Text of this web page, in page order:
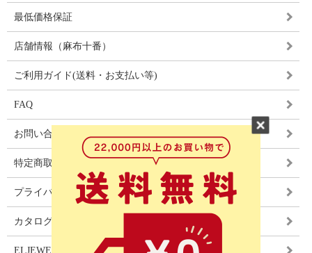
最低価格保証
店舗情報（麻布十番）
ご利用ガイド(送料・お支払い等)
FAQ
お問い合わせ
特定商取引法に基づく表記
プライバシーポリシー
カタログ
ELJEWEL LIGHITNG